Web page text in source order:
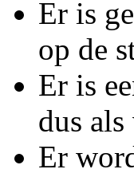
Er is
op de
Er is
dus
Er